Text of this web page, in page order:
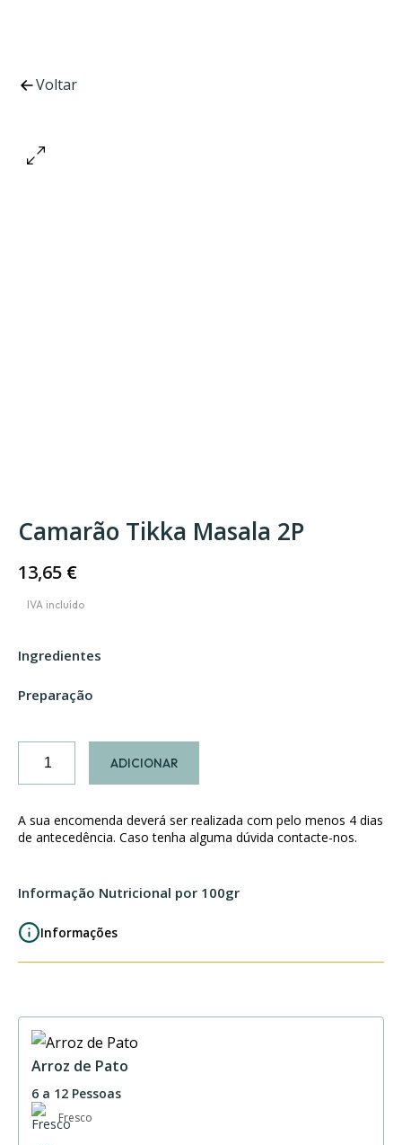
Voltar
Camarão Tikka Masala 2P
13,65 €
Ingredientes
Preparação
Tikka
Masala
ADICIONAR
A sua encomenda deverá ser realizada com pelo menos 4 dias
de antecedência. Caso tenha alguma dúvida contacte-nos.
Informação Nutricional por 100gr
Informações
Arroz de Pato
6 a 12 Pessoas
Fresco